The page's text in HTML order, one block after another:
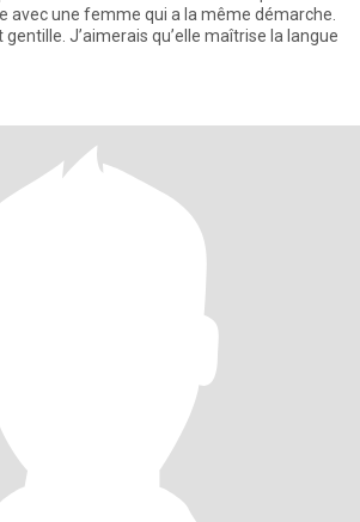
avec une femme qui a la même démarche.
J’aimerais qu’elle maîtrise la langue